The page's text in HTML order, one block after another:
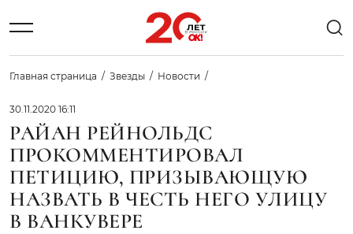
Главная страница Звезды Новости
30.11.2020 16:11
РАЙАН РЕЙНОЛЬДС
ПРОКОММЕНТИРОВАЛ
ПЕТИЦИЮ, ПРИЗЫВАЮЩУЮ
НАЗВАТЬ В ЧЕСТЬ НЕГО УЛИЦУ
В ВАНКУВЕРЕ